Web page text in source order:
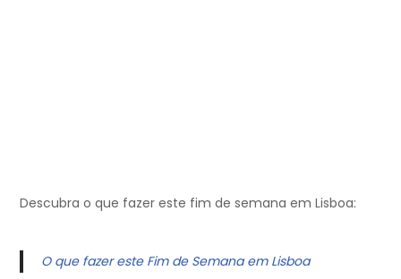
Descubra o que fazer este fim de semana em Lisboa:
O que fazer este Fim de Semana em Lisboa